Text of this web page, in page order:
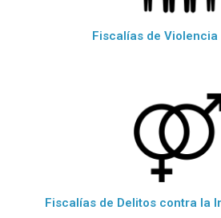
Fiscalías de Violencia
Fiscalías de Delitos contra la